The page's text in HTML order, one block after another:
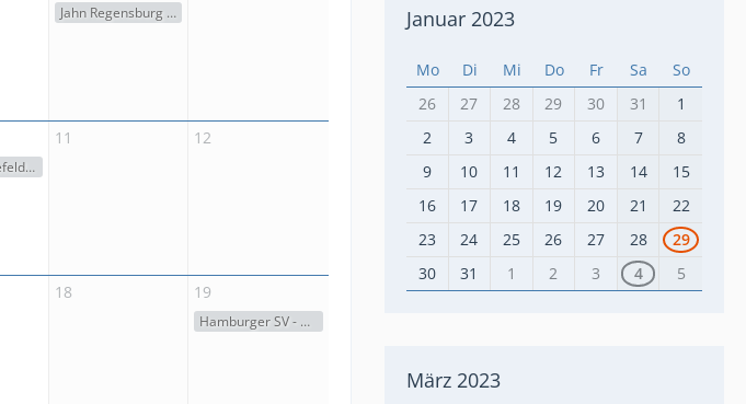
Jahn Regensburg - Arminia Bielefeld (1:3)
Arminia Bielefeld - Hansa Rostock (0:1)
11 12
18 19
Hamburger SV - Arminia Bielefeld (2:1)
Januar 2023
Mo Di Mi Do Fr Sa
So
26
27 28 29 30 31
1
2
3 4 5 6 7
8
9
10 11 12 13 14
15
16
17 18 19 20 21
22
23
24 25 26 27 28
29
30
31 1 2 3 4 5
März 2023